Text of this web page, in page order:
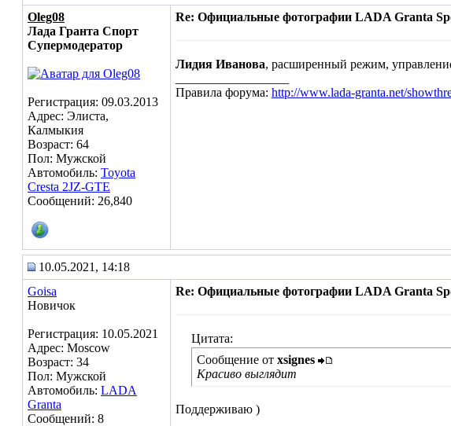
Oleg08
Лада Гранта Спорт
Супермодератор
Регистрация: 09.03.2013
Адрес: Элиста,
Калмыкия
Возраст: 64
Пол: Мужской
Автомобиль: Toyota
Cresta 2JZ-GTE
Сообщений: 26,840
Re: Официальные фотографии LADA Granta
Лидия Иванова, расширенный режим,
Правила форума: http://www.lada-granta.net/
10.05.2021, 14:18
Goisa
Новичок
Регистрация: 10.05.2021
Адрес: Moscow
Возраст: 34
Пол: Мужской
Автомобиль: LADA
Granta
Сообщений: 8
Re: Официальные фотографии LADA Granta
Цитата:
Сообщение от xsignes
Красиво выглядит
Поддерживаю )